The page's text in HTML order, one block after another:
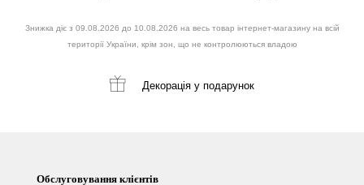
Знижка діє з 09.08.2026 до 10.08.2026 на весь товар інтернет-магазину на всій
території України, крім зон, що не контролюються владою
Декорація у подарунок
Обслуговування клієнтів